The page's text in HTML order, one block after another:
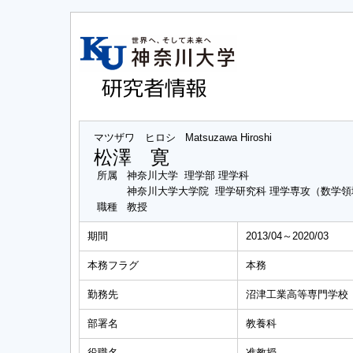
マツザワ ヒロシ Matsuzawa Hiroshi
松澤 寛
所属
神奈川大学 理学部 理学科
神奈川大学大学院 理学研究科 理学専攻（数学
職種
教授
期間 2013/04～2020/03
本務フラグ 本務
勤務先 沼津工業高等専門学校
部署名 教養科